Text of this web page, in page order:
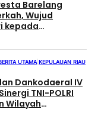
Barelang
Wujud
kepada
UTAMA KEPULAUAN RIAU
Dankodaeral IV
TNI-POLRI
Wilayah